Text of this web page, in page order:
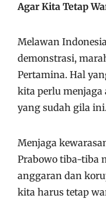
Agar Kita Tetap
Melawan
demonstrasi,
Pertamina. Hal
kita perlu menjaga
yang sudah gila ini.
Menjaga
Prabowo tiba-tiba
anggaran dan
kita harus tetap